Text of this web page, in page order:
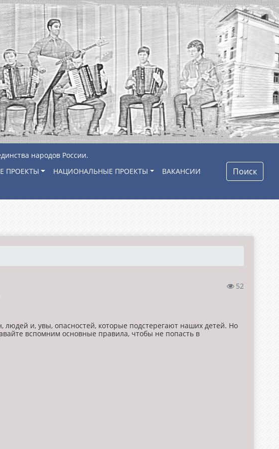
народов России.
ПРОЕКТЫ НАЦИОНАЛЬНЫЕ ПРОЕКТЫ
ВАКАНСИИ
Поиск
52
и, увы, опасностей, которые подстерегают наших детей. Но
вспомним основные правила, чтобы не попасть в